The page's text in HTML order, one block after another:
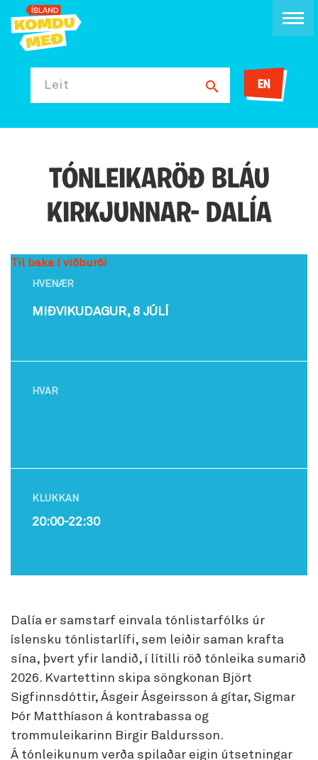
Leit EN
TÓNLEIKARÖÐ BLÁU
KIRKJUNNAR- DALÍA
Til baka í viðburði
HVENÆR
MIÐVIKUDAGUR, 8 JÚLÍ
HVAR
KLUKKAN
20:00-22:30
Dalía er samstarf einvala tónlistarfólks úr
íslensku tónlistarlífi, sem leiðir saman krafta
sína, þvert yfir landið, í lítilli röð tónleika sumarið
2026. Kvartettinn skipa söngkonan Björt
Sigfinnsdóttir, Ásgeir Ásgeirsson á gítar, Sigmar
Þór Matthíason á kontrabassa og
trommuleikarinn Birgir Baldursson.
Á tónleikunum verða spilaðar eigin útsetningar